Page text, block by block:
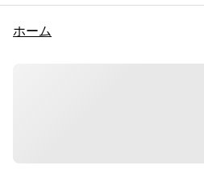
ホーム